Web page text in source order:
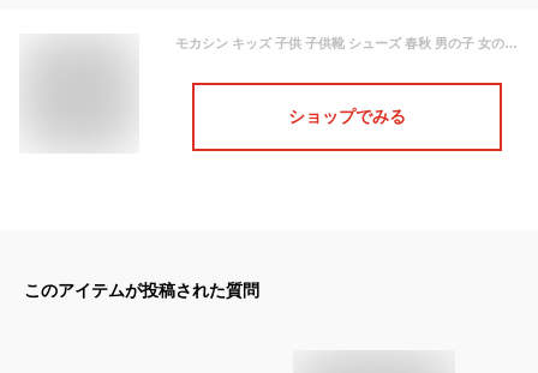
モカシン キッズ 子供 子供靴 シューズ 春秋 男の子 女の子 スリッポン かわいい 幼児 ベイビー ぺたんこ 滑り止め ファッション 新作 柔
ショップでみる
このアイテムが投稿された質問